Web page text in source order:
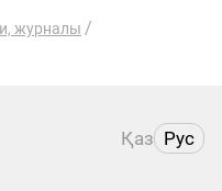
журналы
Қаз Рус